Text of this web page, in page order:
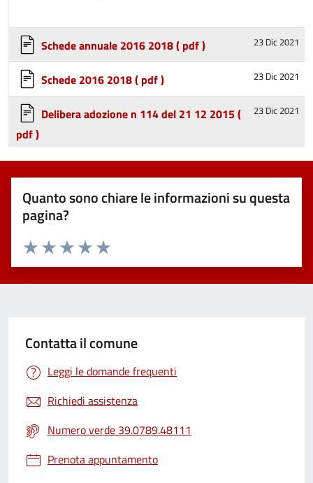
Schede annuale 2016 2018( pdf ) 23 Dic 2021
Schede 2016 2018( pdf ) 23 Dic 2021
Delibera adozione n 114 del 21 12 2015(
pdf )
23 Dic 2021
Quanto sono chiare le informazioni su questa
pagina?
Valuta 5 stelle su 5
Valuta 4 stelle su 5
Valuta 3 stelle su 5
Valuta 2 stelle su 5
Valuta 1 stelle su 5
Contatta il comune
Leggi le domande frequenti
Richiedi assistenza
Numero verde 39.0789.48111
Prenota appuntamento